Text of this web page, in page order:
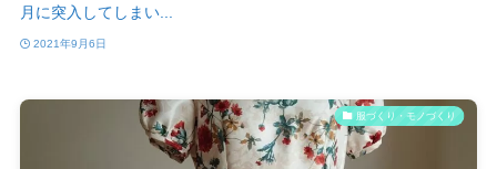
月に突入してしまい...
2021年9月6日
服づくり・モノづくり